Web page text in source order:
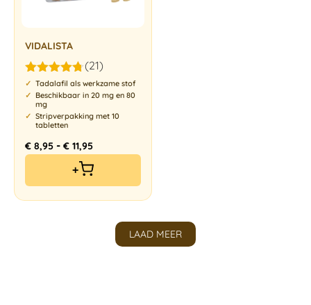
VIDALISTA
Gewaardeerd
4.67uit 5
(21)
Tadalafil als werkzame stof
Beschikbaar in 20 mg en 80
mg
Stripverpakking met 10
tabletten
€ 8,95 - € 11,95
+
LAAD MEER